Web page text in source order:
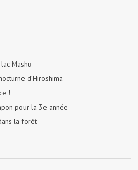
Mashū
d’Hiroshima
!
pour la 3e année
la forêt